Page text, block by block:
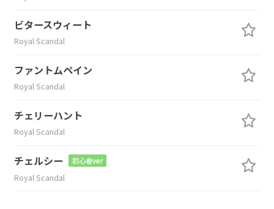
ビタースウィート
Royal Scandal
ファントムペイン
Royal Scandal
チェリーハント
Royal Scandal
チェルシー 初心者ver
Royal Scandal